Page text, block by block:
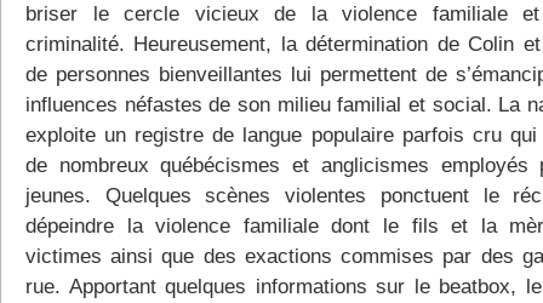
briser le cercle vicieux de la violence familiale
criminalité. Heureusement, la détermination de Colin et
de personnes bienveillantes lui permettent de
influences néfastes de son milieu familial et social. La
exploite un registre de langue populaire parfois cru qui
de nombreux québécismes et anglicismes employés
jeunes. Quelques scènes violentes ponctuent le
dépeindre la violence familiale dont le fils et la
victimes ainsi que des exactions commises par des
rue. Apportant quelques informations sur le beatbox,